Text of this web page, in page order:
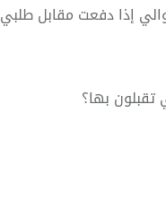
إذا دفعت مقابل طلبي
بها؟